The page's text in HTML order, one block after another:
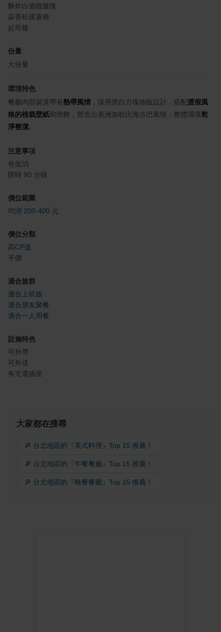
酥炸白酒雞腿塊
蒜香松露薯條
起司條
份量
大份量
環境特色
餐廳內部裝潢帶有熱帶風情 ，採用黑白方塊地板設計，搭配渡假風
格的植栽壁紙和燈飾，營造出美洲加勒比海古巴風情，整體環境乾
淨整潔
注意事項
有低消
限時 90 分鐘
價位範圍
均消 200-400 元
價位分類
高CP值
平價
適合族群
適合上班族
適合朋友聚餐
適合一人用餐
設施特色
可外帶
可外送
有充電插座
大家都在搜尋
🔎 台北地區的『美式料理』Top 15 推薦！
🔎 台北地區的『午餐餐廳』Top 15 推薦！
🔎 台北地區的『晚餐餐廳』Top 15 推薦！